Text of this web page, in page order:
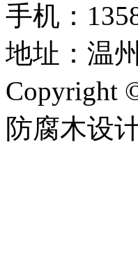
手机：
地址：温
Copyright
防腐木设